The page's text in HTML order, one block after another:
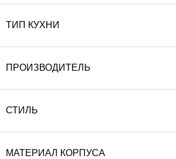
ТИП КУХНИ
ПРОИЗВОДИТЕЛЬ
СТИЛЬ
МАТЕРИАЛ КОРПУСА